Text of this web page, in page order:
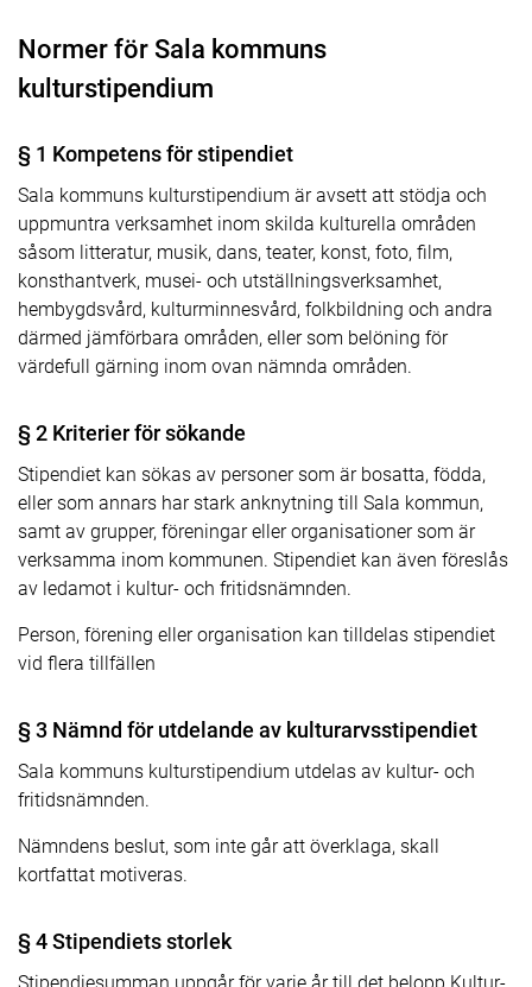
Normer för Sala kommuns
kulturstipendium
§ 1 Kompetens för stipendiet
Sala kommuns kulturstipendium är avsett att stödja och
uppmuntra verksamhet inom skilda kulturella områden
såsom litteratur, musik, dans, teater, konst, foto, film,
konsthantverk, musei- och utställningsverksamhet,
hembygdsvård, kulturminnesvård, folkbildning och andra
därmed jämförbara områden, eller som belöning för
värdefull gärning inom ovan nämnda områden.
§ 2 Kriterier för sökande
Stipendiet kan sökas av personer som är bosatta, födda,
eller som annars har stark anknytning till Sala kommun,
samt av grupper, föreningar eller organisationer som är
verksamma inom kommunen. Stipendiet kan även föreslås
av ledamot i kultur- och fritidsnämnden.
Person, förening eller organisation kan tilldelas stipendiet
vid flera tillfällen
§ 3 Nämnd för utdelande av kulturarvsstipendiet
Sala kommuns kulturstipendium utdelas av kultur- och
fritidsnämnden.
Nämndens beslut, som inte går att överklaga, skall
kortfattat motiveras.
§ 4 Stipendiets storlek